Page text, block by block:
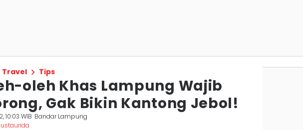
Travel Tips
oleh Khas Lampung Wajib
Gak Bikin Kantong Jebol!
10:03 WIB Bandar Lampung